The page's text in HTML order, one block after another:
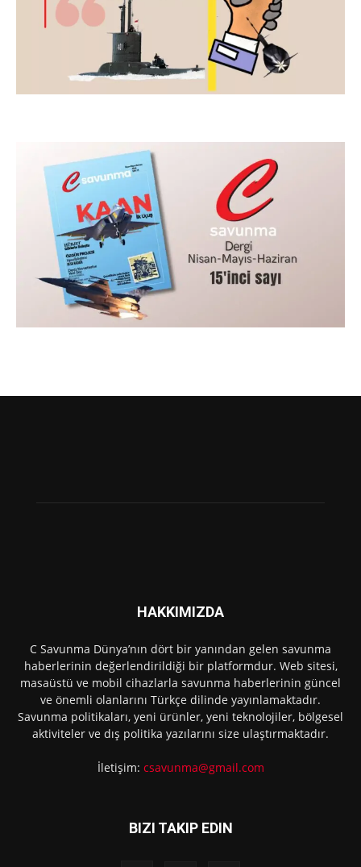
HAKKIMIZDA
C Savunma Dünya’nın dört bir yanından gelen savunma
haberlerinin değerlendirildiği bir platformdur. Web sitesi,
masaüstü ve mobil cihazlarla savunma haberlerinin güncel
ve önemli olanlarını Türkçe dilinde yayınlamaktadır.
Savunma politikaları, yeni ürünler, yeni teknolojiler, bölgesel
aktiviteler ve dış politika yazılarını size ulaştırmaktadır.
İletişim: csavunma@gmail.com
BIZI TAKIP EDIN